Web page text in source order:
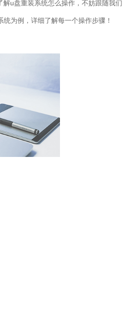
解u盘重装系统怎么操作，不妨跟随我们
统为例，详细了解每一个操作步骤！